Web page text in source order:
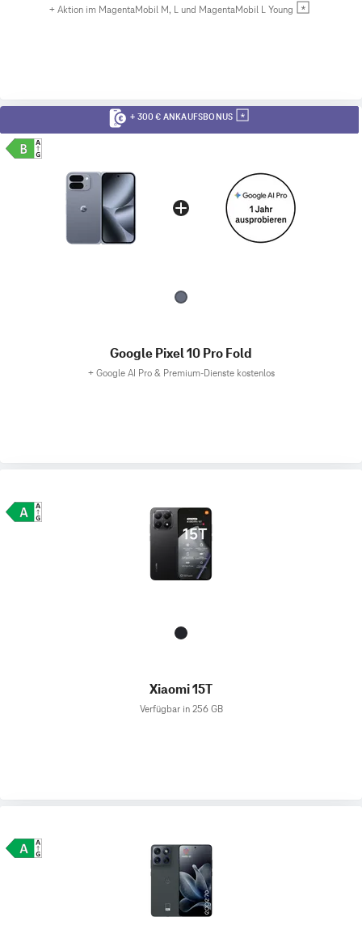
+ Aktion im MagentaMobil M, L und MagentaMobil L Young
+ 300 € ANKAUFSBONUS
Google Pixel 10 Pro Fold
+ Google AI Pro & Premium-Dienste kostenlos
Xiaomi 15T
Verfügbar in 256 GB